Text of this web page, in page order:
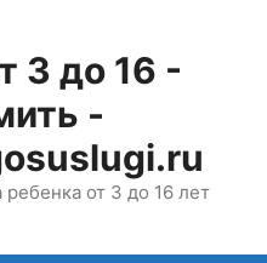
3 до 16 -
-
ребенка от 3 до 16 лет